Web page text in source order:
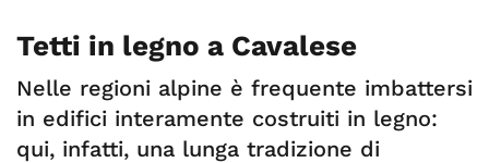
Tetti in legno a Cavalese
Nelle regioni alpine è frequente imbattersi
in edifici interamente costruiti in legno:
qui, infatti, una lunga tradizione di